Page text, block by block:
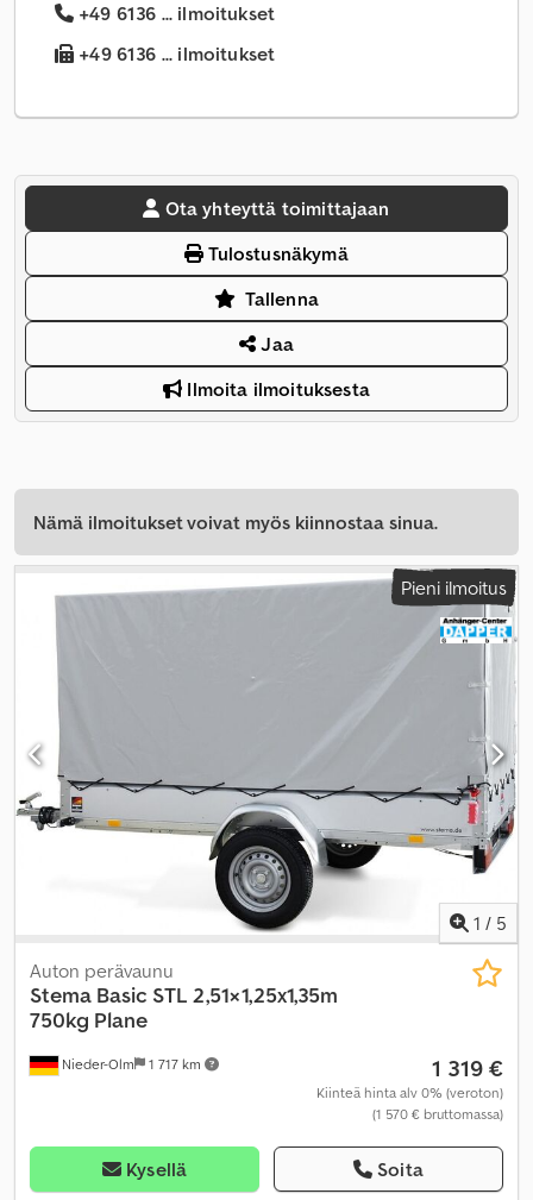
+49 6136 ... ilmoitukset
+49 6136 ... ilmoitukset
Ota yhteyttä toimittajaan
Tulostusnäkymä
Tallenna
Jaa
Ilmoita ilmoituksesta
Nämä ilmoitukset voivat myös kiinnostaa sinua.
Pieni ilmoitus
1 / 5
Nieder-Olm 1 717 km
Auton perävaunu
Stema Basic STL 2,51×1,25x1,35m
750kg Plane
1 319 €
Kiinteä hinta alv 0% (veroton)
(1 570 € bruttomassa)
Kysellä Soita